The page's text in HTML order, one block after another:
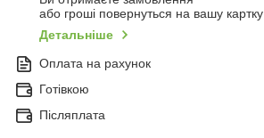
або гроші повернуться на вашу картку
Детальніше
Оплата на рахунок
Готівкою
Післяплата